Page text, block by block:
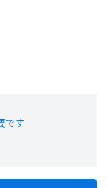
です
、数日間かかる場合
ます。